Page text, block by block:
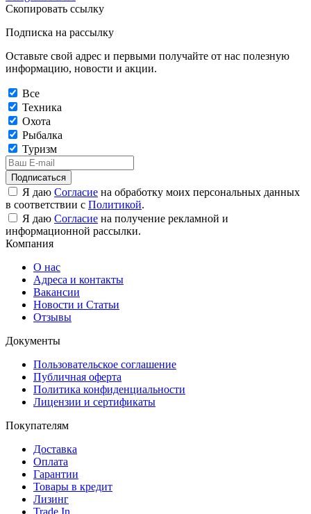
Скопировать ссылку
Подписка на рассылку
Оставьте свой адрес и первыми получайте от нас полезную
информацию, новости и акции.
Все
Техника
Охота
Рыбалка
Туризм
Подписаться
Я даю Согласие на обработку моих персональных данных
в соответствии с Политикой.
Я даю Согласие на получение рекламной и
информационной рассылки.
Компания
О нас
Адреса и контакты
Вакансии
Новости и Статьи
Отзывы
Документы
Пользовательское соглашение
Публичная оферта
Политика конфиденциальности
Лицензии и сертификаты
Покупателям
Доставка
Оплата
Гарантии
Товары в кредит
Лизинг